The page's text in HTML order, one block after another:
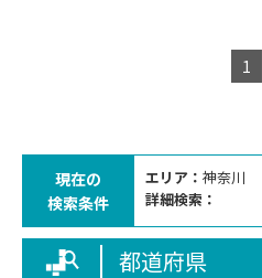
1
現在の
検索条件
エリア： 神奈川
詳細検索：
都道府県